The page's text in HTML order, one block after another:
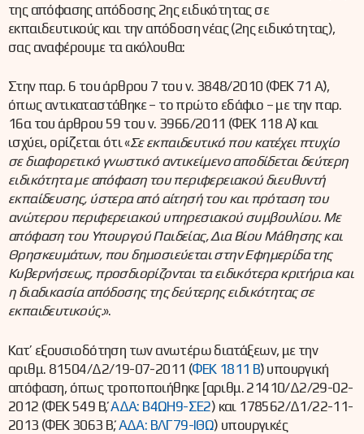
της απόφασης απόδοσης 2ης ειδικότητας σε
εκπαιδευτικούς και την απόδοση νέας (2ης ειδικότητας),
σας αναφέρουμε τα ακόλουθα:
Στην παρ. 6 του άρθρου 7 του ν. 3848/2010 (ΦΕΚ 71 Α΄),
όπως αντικαταστάθηκε – το πρώτο εδάφιο – με την παρ.
16α του άρθρου 59 του ν. 3966/2011 (ΦΕΚ 118 Α΄) και
ισχύει, ορίζεται ότι «Σε εκπαιδευτικό που κατέχει πτυχίο
σε διαφορετικό γνωστικό αντικείμενο αποδίδεται δεύτερη
ειδικότητα με απόφαση του περιφερειακού διευθυντή
εκπαίδευσης, ύστερα από αίτησή του και πρόταση του
ανώτερου περιφερειακού υπηρεσιακού συμβουλίου. Με
απόφαση του Υπουργού Παιδείας, Δια Βίου Μάθησης και
Θρησκευμάτων, που δημοσιεύεται στην Εφημερίδα της
Κυβερνήσεως, προσδιορίζονται τα ειδικότερα κριτήρια και
η διαδικασία απόδοσης της δεύτερης ειδικότητας σε
εκπαιδευτικούς.».
Κατ’ εξουσιοδότηση των ανωτέρω διατάξεων, με την
αριθμ. 81504/Δ2/19-07-2011 (ΦΕΚ 1811 Β΄) υπουργική
απόφαση, όπως τροποποιήθηκε [αριθμ. 21410/Δ2/29-02-
2012 (ΦΕΚ 549 Β΄,ΑΔΑ: Β4ΩΗ9-ΣΕ2) και 178562/Δ1/22-11-
2013 (ΦΕΚ 3063 Β΄,ΑΔΑ: ΒΛΓ79-ΙΘΩ) υπουργικές